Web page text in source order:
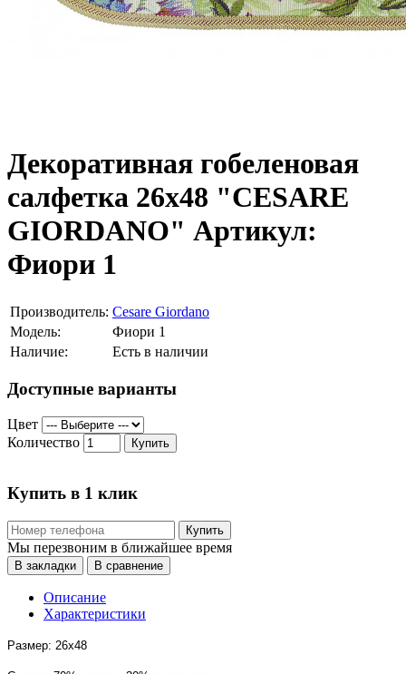
Декоративная гобеленовая
салфетка 26х48 "CESARE
GIORDANO" Артикул:
Фиори 1
Производитель: Cesare Giordano
Модель:
Фиори 1
Наличие:
Есть в наличии
Доступные варианты
Цвет
Количество
Купить
Купить в 1 клик
Купить
Мы перезвоним в ближайшее время
В закладки В сравнение
Описание
Характеристики
Размер: 26х48